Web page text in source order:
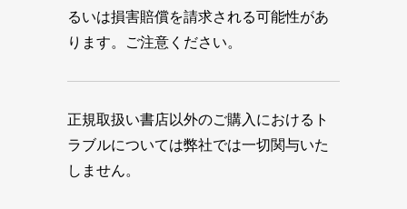
るいは損害賠償を請求される可能性があ
ります。ご注意ください。
正規取扱い書店以外のご購入におけるト
ラブルについては弊社では一切関与いた
しません。